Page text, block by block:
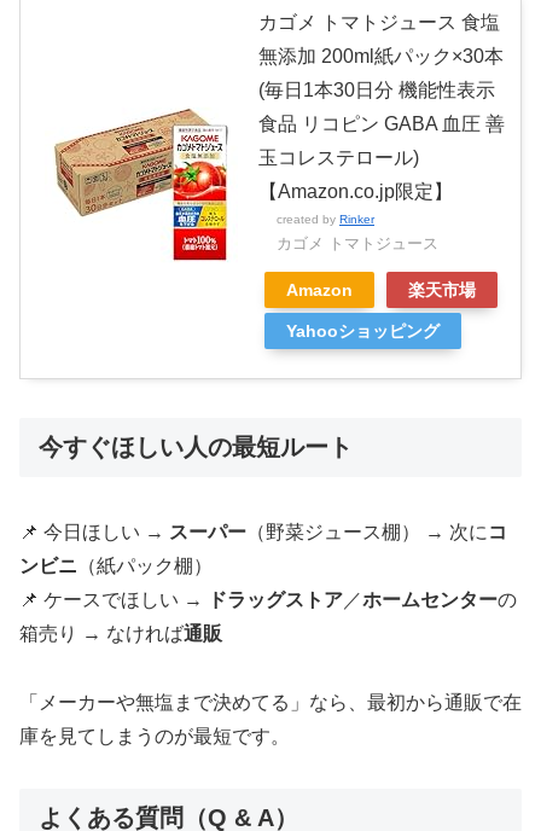
カゴメ トマトジュース 食塩
無添加 200ml紙パック×30本
(毎日1本30日分 機能性表示
食品 リコピン GABA 血圧 善
玉コレステロール)
【Amazon.co.jp限定】
created by Rinker
カゴメ トマトジュース
Amazon 楽天市場
Yahooショッピング
今すぐほしい人の最短ルート
📌 今日ほしい → スーパー （野菜ジュース棚） → 次に コ
ンビニ （紙パック棚）
📌 ケースでほしい →
ドラッグストア ／ホームセンターの
箱売り → なければ通販
「メーカーや無塩まで決めてる」なら、最初から通販で在
庫を見てしまうのが最短です。
よくある質問（Q & A）